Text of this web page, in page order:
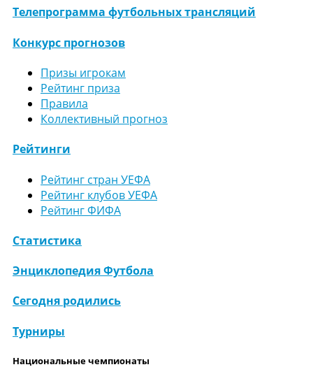
Телепрограмма футбольных трансляций
Конкурс прогнозов
Призы игрокам
Рейтинг приза
Правила
Коллективный прогноз
Рейтинги
Рейтинг стран УЕФА
Рейтинг клубов УЕФА
Рейтинг ФИФА
Статистика
Энциклопедия Футбола
Сегодня родились
Турниры
Национальные чемпионаты